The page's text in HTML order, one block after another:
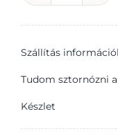
g
Szállítás
Tudom sztornózni
Készlet